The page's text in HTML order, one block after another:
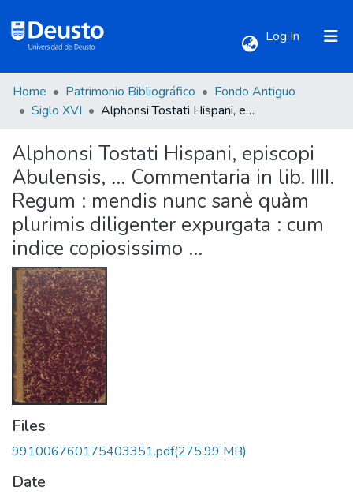
Log In (current)
Communities & Collections
All of DSpace
Statistics
Home Patrimonio Bibliográfico
Fondo Antiguo
Siglo XVI
Alphonsi Tostati Hispani, episcopi Abulensis, ... Commentaria in lib. IIII. Regum : mendis nunc sanè quàm plurimis diligenter expurgata : cum indice copiosissimo ...
Alphonsi Tostati Hispani, episcopi
Abulensis, ... Commentaria in lib. IIII.
Regum : mendis nunc sanè quàm
plurimis diligenter expurgata : cum
indice copiosissimo ...
Files
991006760175403351.pdf(275.99 MB)
Date